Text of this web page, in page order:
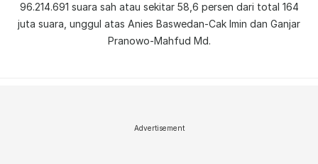
96.214.691 suara sah atau sekitar 58,6 persen dari total 164
juta suara, unggul atas Anies Baswedan-Cak Imin dan Ganjar
Pranowo-Mahfud Md.
Advertisement